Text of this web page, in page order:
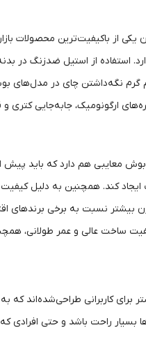
از باکیفیت‌ترین محصولات
استفاده از استیل ضدزنگ در
نگه‌داشتن چای در مدل‌های
ارگونومیک، جابه‌جایی کتری
بوش معایبی هم دارد که باید
ایجاد کند. همچنین به دلیل
برای کاربرانی طراحی‌شده‌اند